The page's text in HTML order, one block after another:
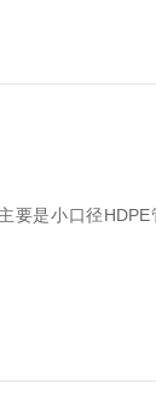
要是小口径